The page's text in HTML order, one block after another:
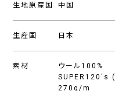
生地原産国 中国
生産国 日本
素材
ウール100%
SUPER120's
270g/m